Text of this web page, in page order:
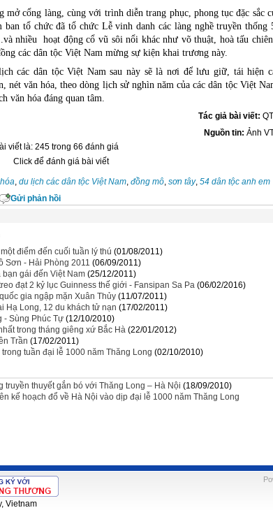
mở cổng làng, cùng với trình diễn trang phục, phong tục đặc sắc
ban tổ chức đã tổ chức Lễ vinh danh các làng nghề truyền thống
nhiều hoạt động cổ vũ sôi nổi khác như võ thuật, hoà tấu
các dân tộc Việt Nam mừng sự kiện khai trương này.
các dân tộc Việt Nam sau này sẽ là nơi để lưu giữ, tái hiện
nét văn hóa, theo dòng lịch sử nghìn năm của các dân tộc Việt
văn hóa đáng quan tâm.
Tác giả bài viết:
Nguồn tin: Ảnh
viết là: 245 trong 66 đánh giá
Click để đánh giá bài viết
, du lịch các dân tộc Việt Nam, đồng mô, sơn tây, 54 dân tộc anh em
Gửi phản hồi
điểm đến cuối tuần lý thú (01/08/2011)
Sơn - Hải Phòng 2011 (06/09/2011)
bạn gái đến Việt Nam (25/12/2011)
đạt 2 kỷ lục Guinness thế giới - Fansipan Sa Pa (06/02/2016)
gia ngập mặn Xuân Thủy (11/07/2011)
Hạ Long, 12 du khách tử nạn (17/02/2011)
- Sùng Phúc Tự (12/10/2010)
trong tháng giêng xứ Bắc Hà (22/01/2012)
Trần (17/02/2011)
tuần đại lễ 1000 năm Thăng Long (02/10/2010)
truyền thuyết gắn bó với Thăng Long – Hà Nội (18/09/2010)
kế hoạch đổ về Hà Nội vào dịp đại lễ 1000 năm Thăng Long
Vietnam